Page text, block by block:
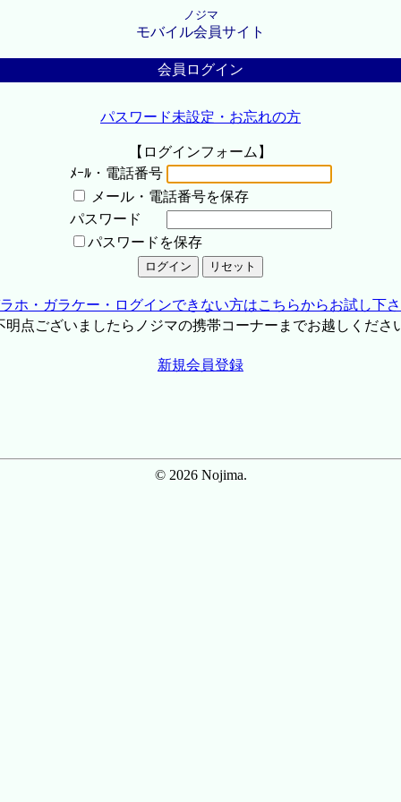
ノジマ
モバイル会員サイト
会員ログイン
パスワード未設定・お忘れの方
【ログインフォーム】
ﾒｰﾙ・電話番号
メール・電話番号を保存
パスワード
パスワードを保存
ホ・ガラケー・ログインできない方はこちらからお試し下
点ございましたらノジマの携帯コーナーまでお越しくださ
新規会員登録
© 2026 Nojima.